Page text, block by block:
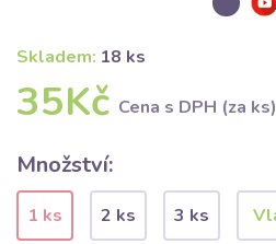
Skladem: 18 ks
35Kč Cena s DPH (za ks)
Množství:
1 ks 2 ks
3 ks